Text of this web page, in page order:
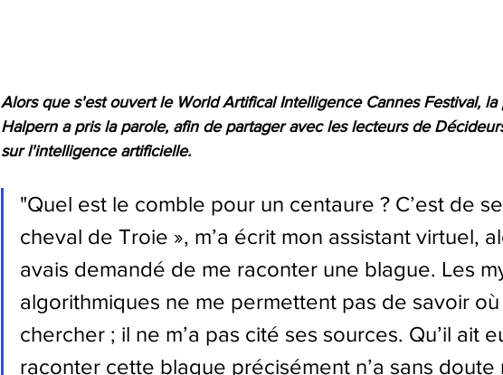
Alors que s'est ouvert le World Artifical Intelligence Cannes Festival,
Halpern a pris la parole, afin de partager avec les lecteurs de
sur l'intelligence artificielle.
"Quel est le comble pour un centaure ? C’est de
cheval de Troie », m’a écrit mon assistant virtuel,
avais demandé de me raconter une blague. Les
algorithmiques ne me permettent pas de savoir où
chercher ; il ne m’a pas cité ses sources. Qu’il ait
raconter cette blague précisément n’a sans doute